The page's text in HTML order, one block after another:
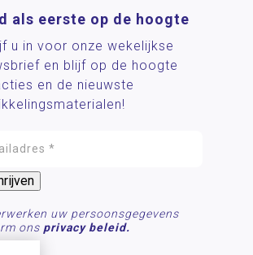
als eerste op de hoogte
u in voor onze wekelijkse
en blijf op de hoogte
en de nieuwste
uw persoonsgegevens
ons privacy beleid.